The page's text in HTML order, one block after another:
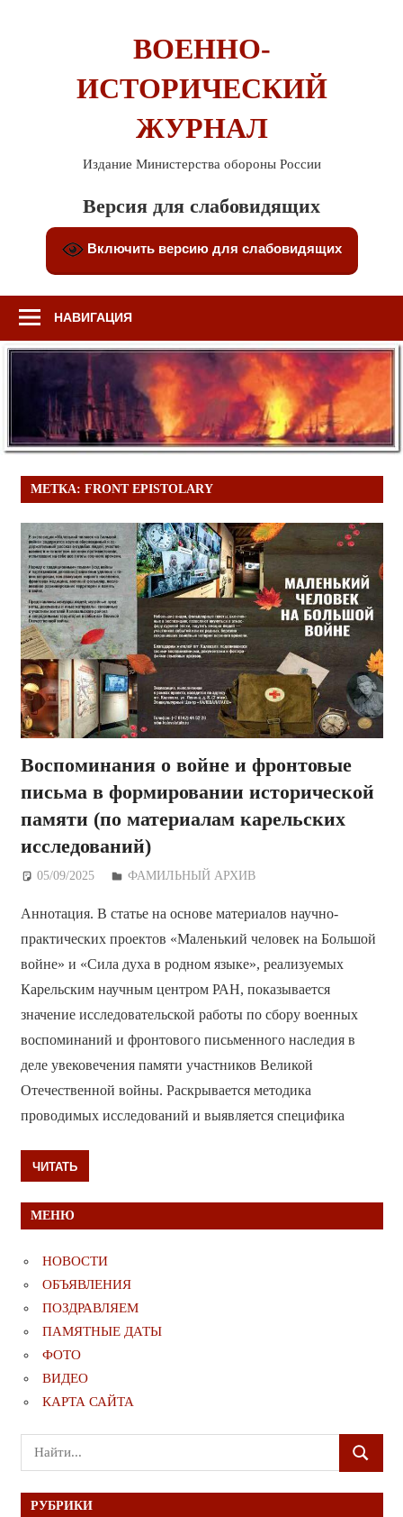
ВОЕННО-
ИСТОРИЧЕСКИЙ
ЖУРНАЛ
Издание Министерства обороны России
Версия для слабовидящих
Включить версию для слабовидящих
НАВИГАЦИЯ
МЕТКА: FRONT EPISTOLARY
Воспоминания о войне и фронтовые
письма в формировании исторической
памяти (по материалам карельских
исследований)
05/09/2025 Дежурный по Редакции
ФАМИЛЬНЫЙ АРХИВ
Аннотация. В статье на основе материалов научно-
практических проектов «Маленький человек на Большой
войне» и «Сила духа в родном языке», реализуемых
Карельским научным центром РАН, показывается
значение исследовательской работы по сбору военных
воспоминаний и фронтового письменного наследия в
деле увековечения памяти участников Великой
Отечественной войны. Раскрывается методика
проводимых исследований и выявляется специфика
ЧИТАТЬ
МЕНЮ
НОВОСТИ
ОБЪЯВЛЕНИЯ
ПОЗДРАВЛЯЕМ
ПАМЯТНЫЕ ДАТЫ
ФОТО
ВИДЕО
КАРТА САЙТА
Поиск
для:
ПОИСК
РУБРИКИ